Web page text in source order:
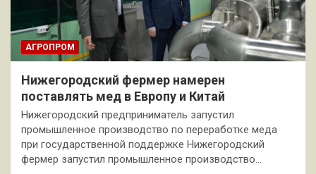
АГРОПРОМ
Нижегородский фермер намерен
поставлять мед в Европу и Китай
Нижегородский предприниматель запустил
промышленное производство по переработке меда
при государственной поддержке Нижегородский
фермер запустил промышленное производство…